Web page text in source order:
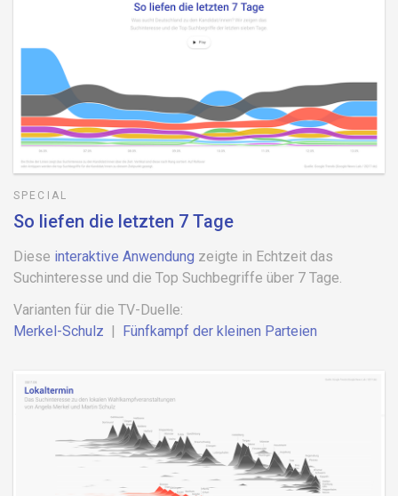
SPECIAL
So liefen die letzten 7 Tage
Diese interaktive Anwendung zeigte in Echtzeit das
Suchinteresse und die Top Suchbegriffe über 7 Tage.
Varianten für die TV-Duelle:
Merkel-Schulz | Fünfkampf der kleinen Parteien